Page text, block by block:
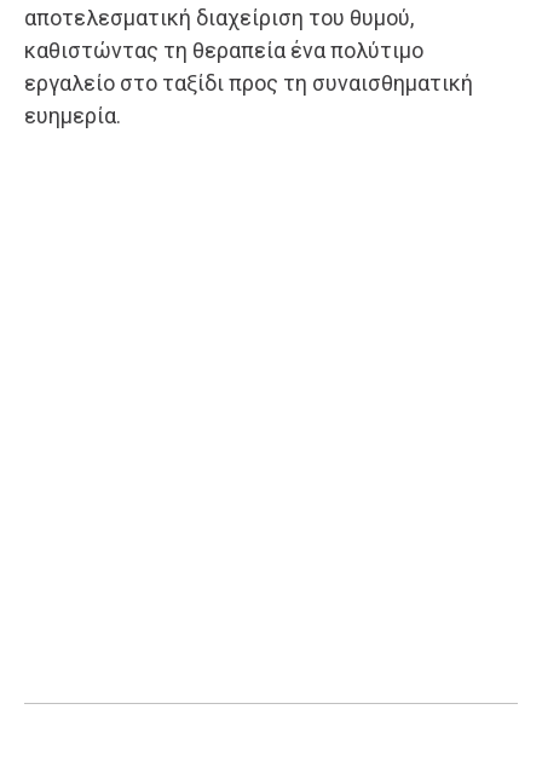
αποτελεσματική διαχείριση του θυμού,
καθιστώντας τη θεραπεία ένα πολύτιμο
εργαλείο στο ταξίδι προς τη συναισθηματική
ευημερία.